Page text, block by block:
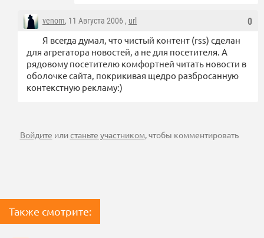
0
venom, 11 Августа 2006 , url
Я всегда думал, что чистый контент (rss) сделан
для агрегатора новостей, а не для посетителя. А
рядовому посетителю комфортней читать новости в
оболочке сайта, покрикивая щедро разбросанную
контекстную рекламу:)
Войдите илистаньте участником, чтобы комментировать
Также смотрите: